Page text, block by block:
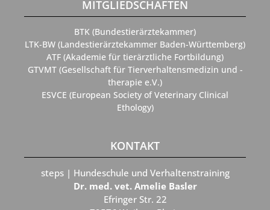
MITGLIEDSCHAFTEN
BTK (Bundestierärztekammer)
LTK-BW (Landestierärztekammer Baden-Württemberg)
ATF (Akademie für tierärztliche Fortbildung)
GTVMT (Gesellschaft für Tierverhaltensmedizin und -
therapie e.V.)
ESVCE (European Society of Veterinary Clinical
Ethology)
KONTAKT
steps | Hundeschule und Verhaltenstraining
Dr. med. vet. Amelie Basler
Efringer Str. 22